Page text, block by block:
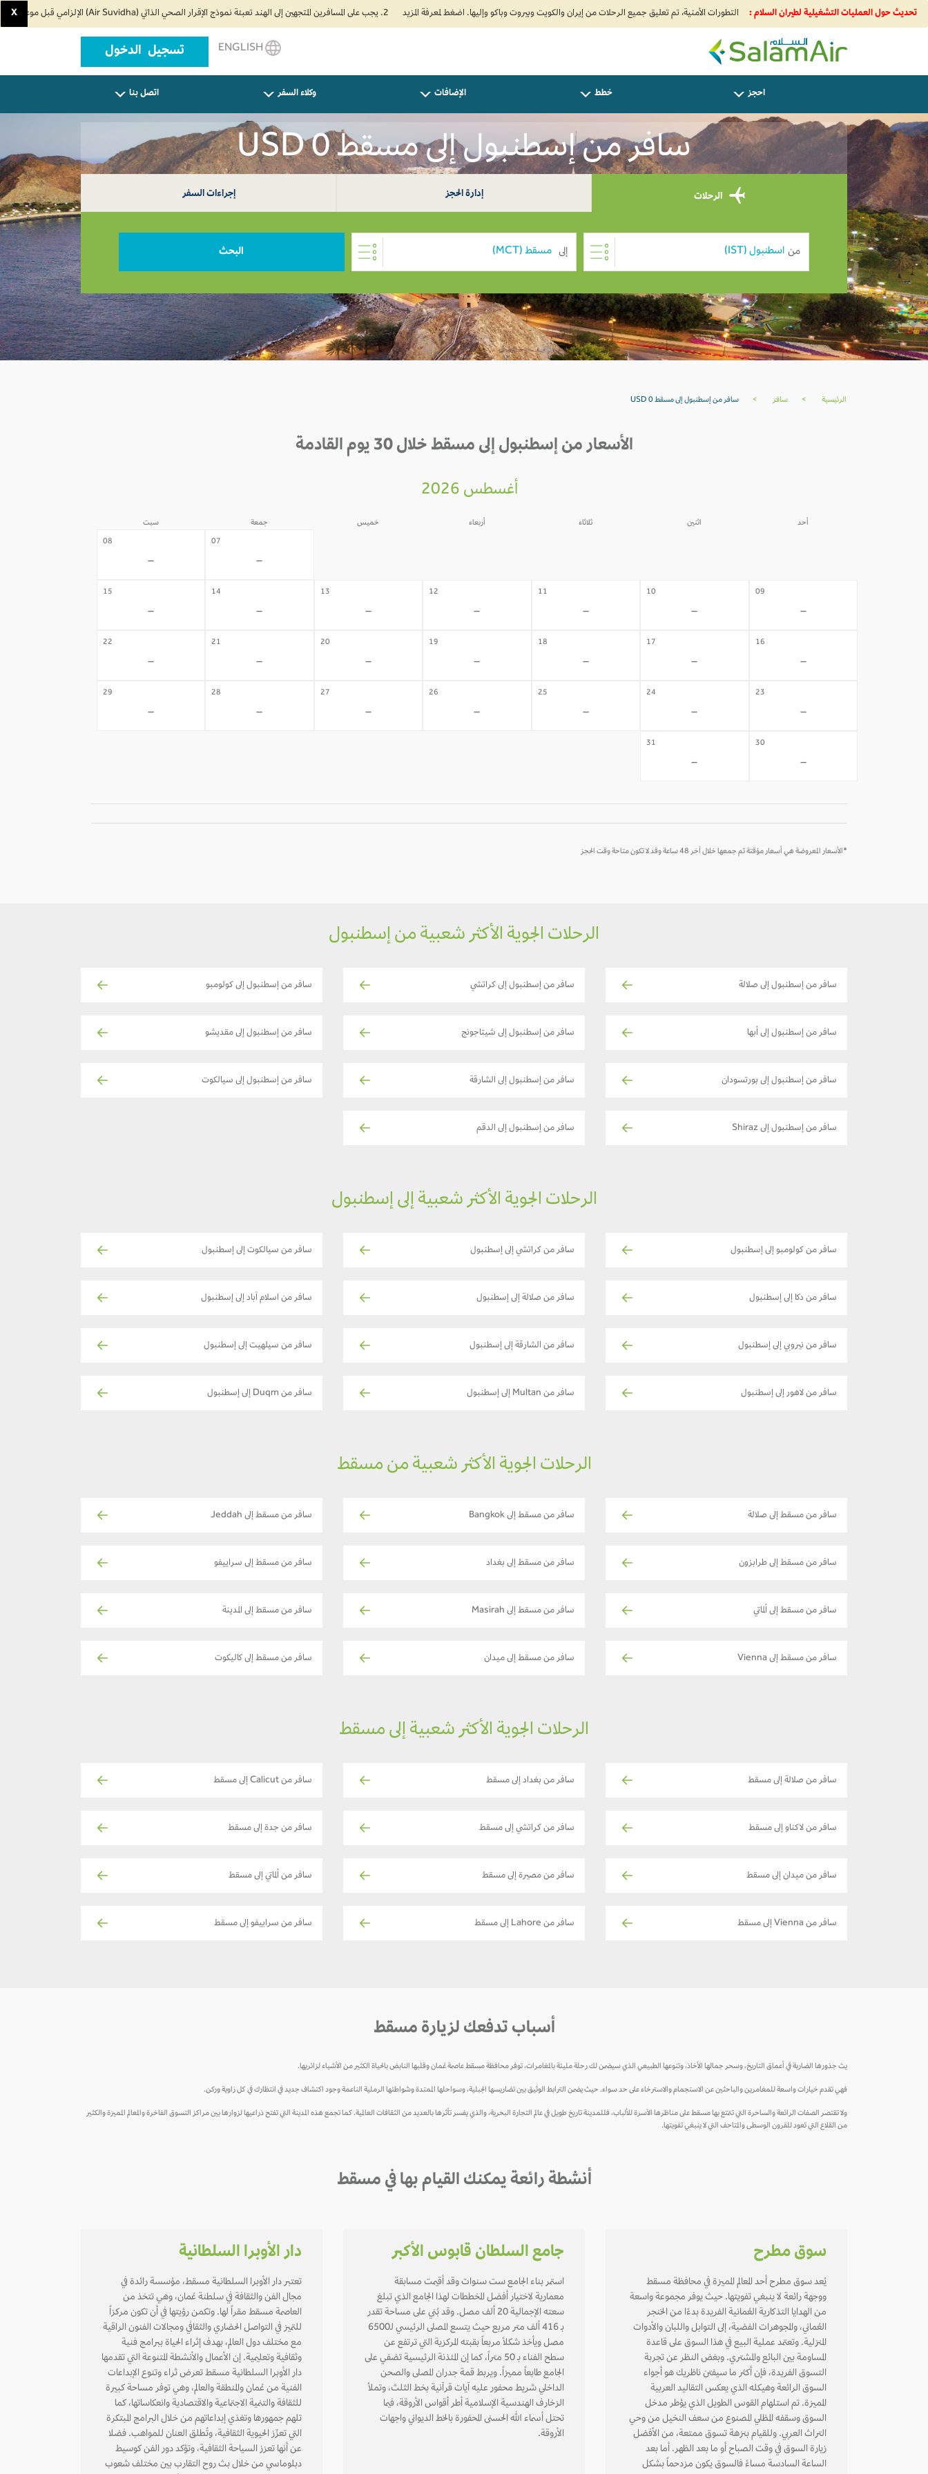
تحديث حول العمليات التشغيلية لطيران السلام : 2. يجب على المسافرين المتجهين إلى الهند تعبئة نموذج الإقرار الصحي الذاتي (Air Suvidha) الإلزامي قبل موعد الوصول بـ 24 ساعة على الأقل. اضغط هنا للدخول إلى بوابة Air Suvidha. X
SalamAir
تسجيل الدخول
احجز خطط الإضافات وكلاء السفر اتصل بنا
سافر من إسطنبول إلى مسقط USD 0
الرحلات إدارة الحجز إجراءات السفر
من إلى البحث
الرئيسية > سافر > سافر من إسطنبول إلى مسقط USD 0
الأسعار من إسطنبول إلى مسقط خلال 30 يوم القادمة
أغسطس 2026
أحد اثنين ثلاثاء أربعاء خميس جمعة سبت
07
-
08
-
09
-
10
-
11
-
12
-
13
-
14
-
15
-
16
-
17
-
18
-
19
-
20
-
21
-
22
-
23
-
24
-
25
-
26
-
27
-
28
-
29
-
30
-
31
-
*الأسعار المعروضة هي أسعار مؤقتة تم جمعها خلال آخر 48 ساعة وقد لا تكون متاحة وقت الحجز
الرحلات الجوية الأكثر شعبية من إسطنبول
سافر من إسطنبول إلى صلالة سافر من إسطنبول إلى كراتشي سافر من إسطنبول إلى كولومبو
سافر من إسطنبول إلى أبها سافر من إسطنبول إلى شيتاجونج سافر من إسطنبول إلى مقديشو
سافر من إسطنبول إلى بورتسودان سافر من إسطنبول إلى الشارقة سافر من إسطنبول إلى سيالكوت
سافر من إسطنبول إلى Shiraz سافر من إسطنبول إلى الدقم
الرحلات الجوية الأكثر شعبية إلى إسطنبول
سافر من كولومبو إلى إسطنبول سافر من كراتشي إلى إسطنبول سافر من سيالكوت إلى إسطنبول
سافر من دكا إلى إسطنبول سافر من صلالة إلى إسطنبول سافر من اسلام آباد إلى إسطنبول
سافر من نيروبي إلى إسطنبول سافر من الشارقة إلى إسطنبول سافر من سيلهيت إلى إسطنبول
سافر من لاهور إلى إسطنبول سافر من Multan إلى إسطنبول سافر من Duqm إلى إسطنبول
الرحلات الجوية الأكثر شعبية من مسقط
سافر من مسقط إلى صلالة سافر من مسقط إلى Bangkok سافر من مسقط إلى Jeddah
سافر من مسقط إلى طرابزون سافر من مسقط إلى بغداد سافر من مسقط إلى سراييفو
سافر من مسقط إلى ألماتي سافر من مسقط إلى Masirah سافر من مسقط إلى المدينة
سافر من مسقط إلى Vienna سافر من مسقط إلى ميدان سافر من مسقط إلى كاليكوت
الرحلات الجوية الأكثر شعبية إلى مسقط
سافر من صلالة إلى مسقط سافر من بغداد إلى مسقط سافر من Calicut إلى مسقط
سافر من لاكناو إلى مسقط سافر من كراتشي إلى مسقط سافر من جدة إلى مسقط
سافر من ميدان إلى مسقط سافر من مصيرة إلى مسقط سافر من ألماتي إلى مسقط
سافر من Vienna إلى مسقط سافر من Lahore إلى مسقط سافر من سراييفو إلى مسقط
أسباب تدفعك لزيارة مسقط
يث جذورها الضاربة في أعماق التاريخ، وسحر جمالها الأخاذ، وتنوعها الطبيعي الذي سيضمن لك رحلة مليئة بالمغامرات، توفر محافظة مسقط عاصمة عُمان وقلبها النابض بالحياة الكثير من الأشياء لزائريها.
فهي تقدم خيارات واسعة للمغامرين والباحثين عن الاستجمام والاسترخاء على حد سواء. حيث يضمن الترابط الوثيق بين تضاريسها الجبلية، وسواحلها الممتدة وشواطئها الرملية الناعمة وجود اكتشاف جديد في انتظارك في كل زاوية وركن.
ولا تقتصر الصفات الرائعة والساحرة التي تتمتع بها مسقط على مناظرها الآسرة للألباب، فللمدينة تاريخ طويل في عالم التجارة البحرية، والذي يفسر تأثرها بالعديد من الثقافات العالمية. كما تجمع هذه المدينة التي تفتح ذراعيها لزوارها بين مراكز التسوق الفاخرة والمعالم المميزة والكثير
من القلاع التي تعود للقرون الوسطى والمتاحف التي لا ينبغي تفويتها.
أنشطة رائعة يمكنك القيام بها في مسقط
سوق مطرح
يُعد سوق مطرح أحد المعالم المميزة في محافظة مسقط
ووجهة رائعة لا ينبغي تفويتها. حيث يوفر مجموعة واسعة
من الهدايا التذكارية العُمانية الفريدة بدءًا من الخنجر
العُماني، والمجوهرات الفضية، إلى التوابل واللبان والأدوات
المنزلية. وتعتمد عملية البيع في هذا السوق على قاعدة
المساومة بين البائع والمشتري. وبغض النظر عن تجربة
التسوق الفريدة، فإن أكثر ما سيفتن ناظريك هو أجواء
السوق الرائعة وهيكله الذي يعكس التقاليد العربية
المميزة. تم استلهام القوس الطويل الذي يؤطر مدخل
السوق وسقفه المظلي المصنوع من سعف النخيل من وحي
التراث العربي. وللقيام بنزهة تسوق ممتعة، من الأفضل
زيارة السوق في وقت الصباح أو ما بعد الظهر. أما بعد
الساعة السادسة مساءً فالسوق يكون مزدحماً بشكل
جامع السلطان قابوس الأكبر
استمر بناء الجامع ست سنوات وقد أقيمت مسابقة
معمارية لاختيار أفضل المخططات لهذا الجامع الذي تبلغ
سعته الإجمالية 20 ألف مصل. وقد بُني على مساحة تقدر
بـ 416 ألف متر مربع حيث يتسع المصلى الرئيسي لـ6500
مصل ويأخذ شكلاً مربعاً بقبته المركزية التي ترتفع عن
سطح الفناء بـ 50 متراً، كما إن المئذنة الرئيسية تضفي على
الجامع طابعاً مميزاً. ويربط قمة جدران المصلى والصحن
الداخلي شريط محفور عليه آيات قرآنية بخط الثلث، وتملأ
الزخارف الهندسية الإسلامية أطر أقواس الأروقة، فيما
تحتل أسماء الله الحسنى المحفورة بالخط الديواني واجهات
الأروقة.
دار الأوبرا السلطانية
تعتبر دار الأوبرا السلطانية مسقط، مؤسسة رائدة في
مجال الفن والثقافة في سلطنة عُمان، وهي تتخذ من
العاصمة مسقط مقراً لها. وتكمن رؤيتها في أن تكون مركزاً
للتميز في التواصل الحضاري والثقافي ومجالات الفنون الراقية
مع مختلف دول العالم، بهدف إثراء الحياة ببرامج فنية
وثقافية وتعليمية. إن الأعمال والأنشطة المتنوعة التي تقدمها
دار الأوبرا السلطانية مسقط تعرض ثراء وتنوع الإبداعات
الفنية من عُمان والمنطقة والعالم، وهي توفر مساحة كبيرة
للثقافة والتنمية الاجتماعية والاقتصادية وانعكاساتها، كما
تلهم جمهورها وتغذي إبداعاتهم من خلال البرامج المبتكرة
التي تعزّز الحيوية الثقافية، وتُطلق العنان للمواهب. فضلا
عن أنها تعزز السياحة الثقافية، وتؤكد دور الفن كوسيط
دبلوماسي من خلال بث روح التقارب بين مختلف شعوب